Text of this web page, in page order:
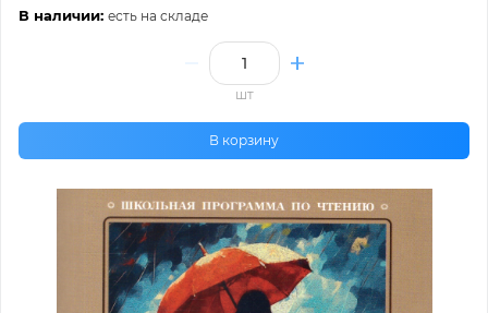
В наличии: есть на складе
шт
В корзину